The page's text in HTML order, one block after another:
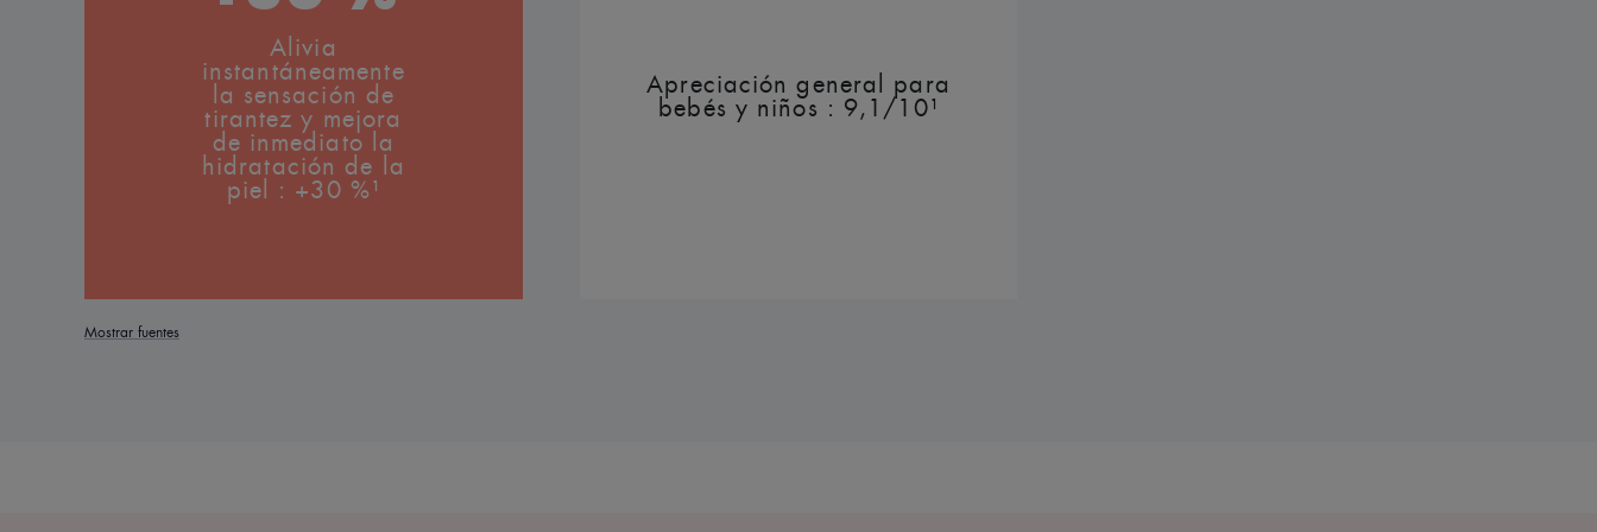
Alivia
instantáneamente
la sensación de
tirantez y mejora
de inmediato la
hidratación de la
piel : +30 %¹
Apreciación general para
bebés y niños : 9,1/10¹
Mostrar fuentes